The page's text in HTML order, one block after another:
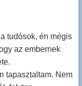
tudósok, én mégis
az embernek
tapasztaltam. Nem